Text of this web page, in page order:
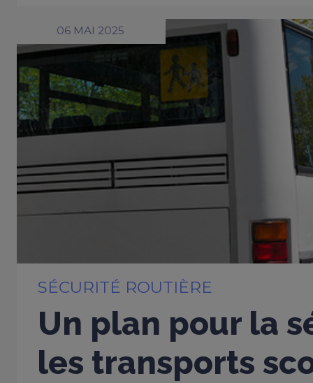
06 MAI 2025
SÉCURITÉ ROUTIÈRE
Un plan pour la
les transports